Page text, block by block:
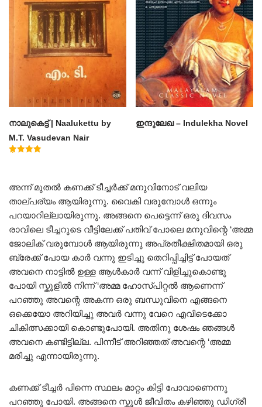
നാലുകെട്ട് | Naalukettu by
M.T. Vasudevan Nair
ഇന്ദുലേഖ – Indulekha Novel
അന്ന് മുതൽ കണക്ക് ടീച്ചർക്ക് മനുവിനോട് വലിയ
താല്പര്യം ആയിരുന്നു. വൈകി വരുമ്പോൾ ഒന്നും
പറയാറില്ലായിരുന്നു. അങ്ങനെ പെട്ടെന്ന് ഒരു ദിവസം
രാവിലെ ടീച്ചറുടെ വീട്ടിലേക്ക് പതിവ് പോലെ മനുവിന്റെ ‘അമ്മ
ജോലിക് വരുമ്പോൾ ആയിരുന്നു അപ്രതീക്ഷിതമായി ഒരു
ബ്രേക്ക് പോയ കാർ വന്നു ഇടിച്ചു തെറിപ്പിച്ചിട്ട് പോയത്
അവനെ നാട്ടിൽ ഉള്ള ആൾകാർ വന്ന് വിളിച്ചുകൊണ്ടു
പോയി സ്കൂളിൽ നിന്ന് ‘അമ്മ ഹോസ്പിറ്റൽ ആണെന്ന്
പറഞ്ഞു അവന്റെ അകന്ന ഒരു ബന്ധുവിനെ എങ്ങനെ
ഒക്കെയോ അറിയിച്ചു അവർ വന്നു വേറെ എവിടെക്കോ
ചികിത്സക്കായി കൊണ്ടുപോയി. അതിനു ശേഷം ഞങ്ങൾ
അവനെ കണ്ടിട്ടില്ല. പിന്നീട് അറിഞ്ഞത് അവന്റെ ‘അമ്മ
മരിച്ചു എന്നായിരുന്നു.
കണക്ക് ടീച്ചർ പിന്നെ സ്ഥലം മാറ്റം കിട്ടി പോവാണെന്നു
പറഞ്ഞു പോയി. അങ്ങനെ സ്കൂൾ ജീവിതം കഴിഞ്ഞു ഡിഗ്രീ